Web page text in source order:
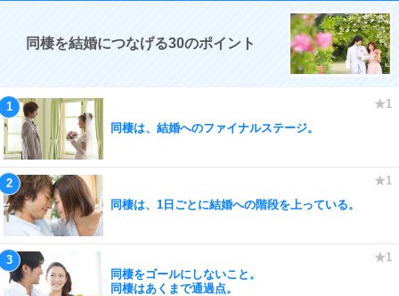
同棲を結婚につなげる30のポイント
同棲は、結婚へのファイナルステージ。
同棲は、1日ごとに結婚への階段を上っている。
同棲をゴールにしないこと。
同棲はあくまで通過点。